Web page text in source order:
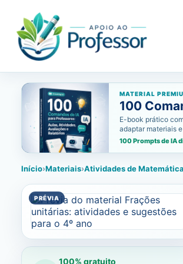
MATERIAL
100
E-book prático
adaptar materiais
100 Prompts de IA
Início›Materiais›Atividades de Matemática
100% gratuito